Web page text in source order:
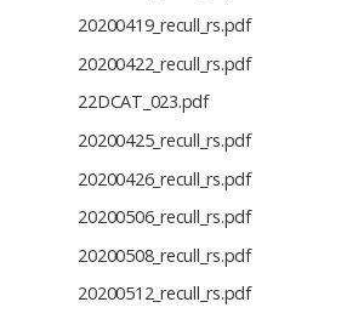
20200419_recull_rs.pdf
20200422_recull_rs.pdf
22DCAT_023.pdf
20200425_recull_rs.pdf
20200426_recull_rs.pdf
20200506_recull_rs.pdf
20200508_recull_rs.pdf
20200512_recull_rs.pdf